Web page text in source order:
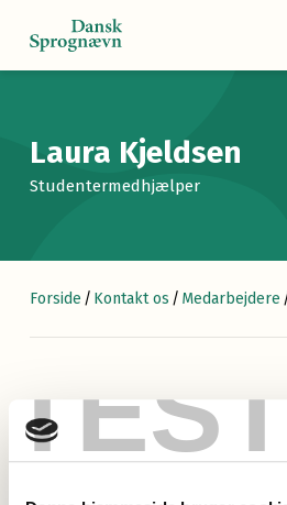
TEST
Laura Kjeldsen
Studentermedhjælper
Forside / Kontakt os / Medarbejdere
Laura er bachelorstuderende i
Universitet.